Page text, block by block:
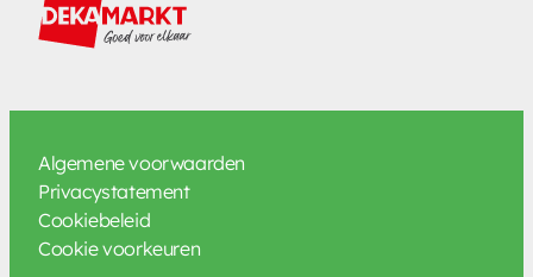
Algemene voorwaarden
Privacystatement
Cookiebeleid
Cookie voorkeuren